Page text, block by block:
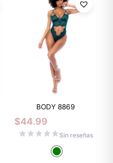
BODY 8869
$44.99
Sin reseñas